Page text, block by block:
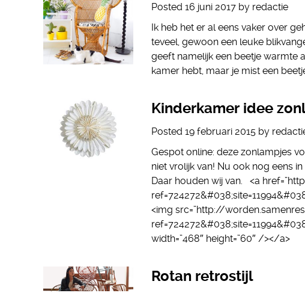
Posted 16 juni 2017 by redactie
Ik heb het er al eens vaker over
teveel, gewoon een leuke
geeft namelijk een beetje warmte
kamer hebt, maar je mist een
Kinderkamer idee
Posted 19 februari 2015 by
Gespot online: deze zonlampjes
niet vrolijk van! Nu ook nog eens
Daar houden wij van. <a
<img src=”http://
width=”468″ height=”60″ /></a>
Rotan retrostijl